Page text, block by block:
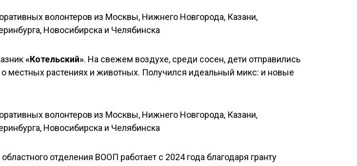
«Котельский». На свежем воздухе, среди сосен, дети отправились
о местных растениях и животных. Получился идеальный микс: и новые
отделения ВООП работает с 2024 года благодаря гранту